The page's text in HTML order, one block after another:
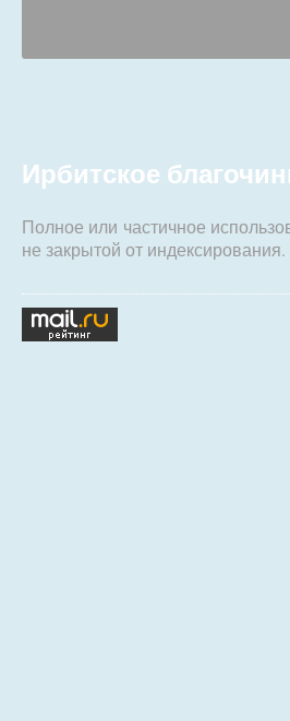
Ирбитское
Полное или частичное
не закрытой от индексирования.